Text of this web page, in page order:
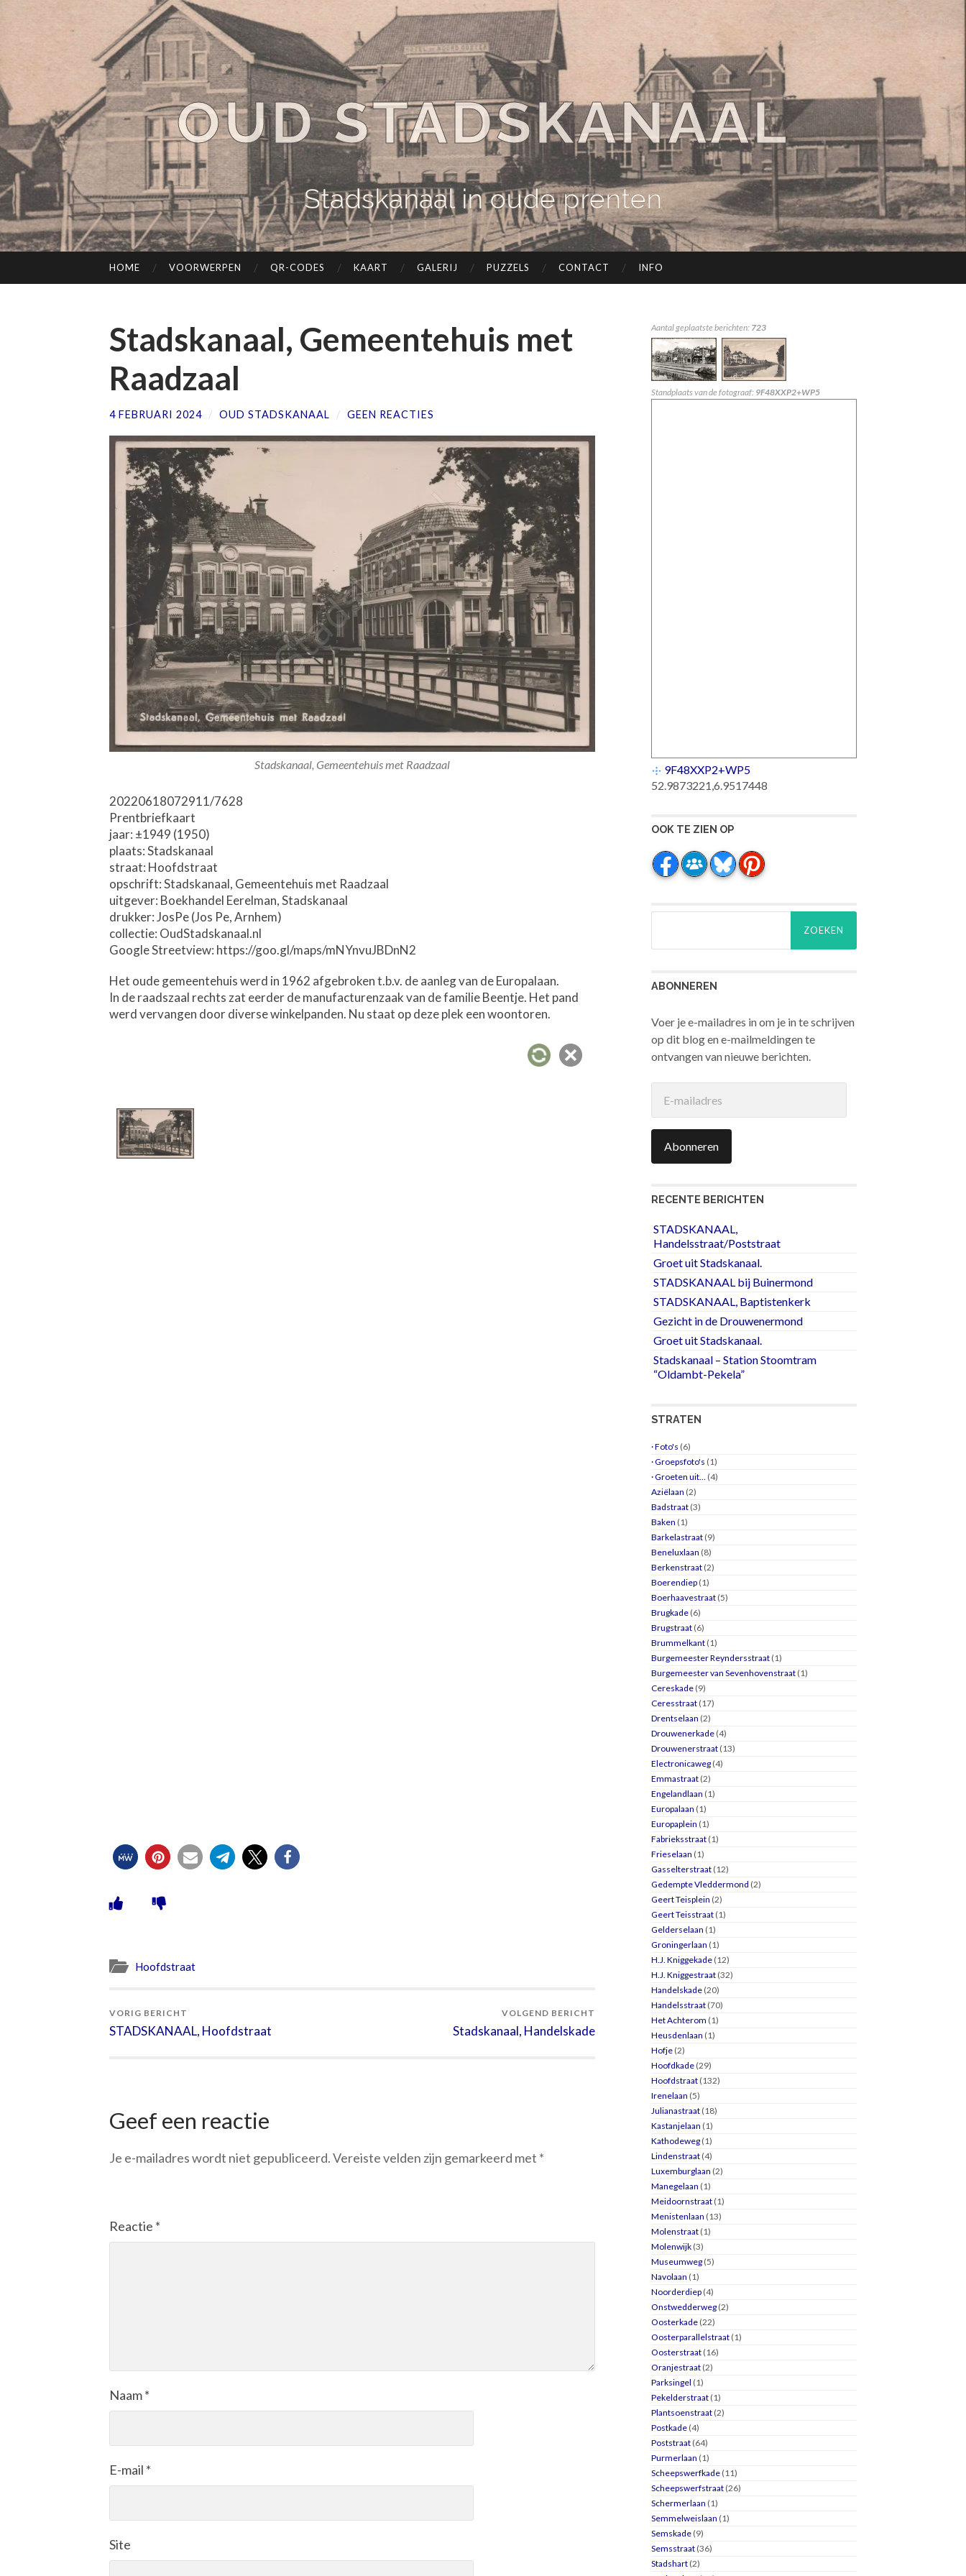
OUD STADSKANAAL
Stadskanaal in oude prenten
HOME VOORWERPEN QR-CODES KAART GALERIJ PUZZELS CONTACT INFO
Stadskanaal, Gemeentehuis met
Raadzaal
4 FEBRUARI 2024 / OUD STADSKANAAL / GEEN REACTIES
Stadskanaal, Gemeentehuis met Raadzaal
20220618072911/7628
Prentbriefkaart
jaar: ±1949 (1950)
plaats: Stadskanaal
straat: Hoofdstraat
opschrift: Stadskanaal, Gemeentehuis met Raadzaal
uitgever: Boekhandel Eerelman, Stadskanaal
drukker: JosPe (Jos Pe, Arnhem)
collectie: OudStadskanaal.nl
Google Streetview: https://goo.gl/maps/mNYnvuJBDnN2
Het oude gemeentehuis werd in 1962 afgebroken t.b.v. de aanleg van de Europalaan.
In de raadszaal rechts zat eerder de manufacturenzaak van de familie Beentje. Het pand
werd vervangen door diverse winkelpanden. Nu staat op deze plek een woontoren.
Hoofdstraat
VORIG BERICHT
STADSKANAAL, Hoofdstraat
VOLGEND BERICHT
Stadskanaal, Handelskade
Geef een reactie
Je e-mailadres wordt niet gepubliceerd.Vereiste velden zijn gemarkeerd met *
Reactie *
Naam*
E-mail *
Site
Aantal geplaatste berichten: 723
Standplaats van de fotograaf: 9F48XXP2+WP5
9F48XXP2+WP5
52.9873221,6.9517448
OOK TE ZIEN OP
ABONNEREN
Voer je e-mailadres in om je in te schrijven
op dit blog en e-mailmeldingen te
ontvangen van nieuwe berichten.
mailadres
Abonneren
RECENTE BERICHTEN
STADSKANAAL,
Handelsstraat/Poststraat
Groet uit Stadskanaal.
STADSKANAAL bij Buinermond
STADSKANAAL, Baptistenkerk
Gezicht in de Drouwenermond
Groet uit Stadskanaal.
Stadskanaal – Station Stoomtram
“Oldambt-Pekela”
STRATEN
· Foto's (6)
· Groepsfoto's (1)
· Groeten uit… (4)
Aziëlaan (2)
Badstraat (3)
Baken (1)
Barkelastraat (9)
Beneluxlaan (8)
Berkenstraat (2)
Boerendiep (1)
Boerhaavestraat (5)
Brugkade (6)
Brugstraat (6)
Brummelkant (1)
Burgemeester Reyndersstraat (1)
Burgemeester van Sevenhovenstraat (1)
Cereskade (9)
Ceresstraat (17)
Drentselaan (2)
Drouwenerkade (4)
Drouwenerstraat (13)
Electronicaweg (4)
Emmastraat (2)
Engelandlaan (1)
Europalaan (1)
Europaplein (1)
Fabrieksstraat (1)
Frieselaan (1)
Gasselterstraat (12)
Gedempte Vleddermond (2)
Geert Teisplein (2)
Geert Teisstraat (1)
Gelderselaan (1)
Groningerlaan (1)
H.J. Kniggekade (12)
H.J. Kniggestraat (32)
Handelskade (20)
Handelsstraat (70)
Het Achterom (1)
Heusdenlaan (1)
Hofje (2)
Hoofdkade (29)
Hoofdstraat (132)
Irenelaan (5)
Julianastraat (18)
Kastanjelaan (1)
Kathodeweg (1)
Lindenstraat (4)
Luxemburglaan (2)
Manegelaan (1)
Meidoornstraat (1)
Menistenlaan (13)
Molenstraat (1)
Molenwijk (3)
Museumweg (5)
Navolaan (1)
Noorderdiep (4)
Onstwedderweg (2)
Oosterkade (22)
Oosterparallelstraat (1)
Oosterstraat (16)
Oranjestraat (2)
Parksingel (1)
Pekelderstraat (1)
Plantsoenstraat (2)
Postkade (4)
Poststraat (64)
Purmerlaan (1)
Scheepswerfkade (11)
Scheepswerfstraat (26)
Schermerlaan (1)
Semmelweislaan (1)
Semskade (9)
Semsstraat (36)
Stadshart (2)